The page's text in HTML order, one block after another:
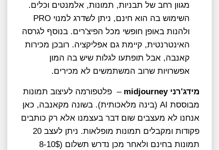
מגוון רחב של תבניות, תמונות, אלמנטים וכלים.
השימוש בה הוא חינם, ניתן לשדרג למנוי PRO
ולהנות באופן חופשי מכל הפיצ'רים. בנוסף לגרסה
האינטרנטית, קיימת גם אפליקציה. רובכן מכירות
קאנבה, אבל תופתעו לגלות שיש בה המון
אפשרויות שרוב המשתמשים לא מכירים.
מידג'רני midjourney
– פלטפורמה לעיצוב תמונות
מבוססת AI (בינה מלאכותית). בשונה מקאנבה, כאן
אנחנו לא מעצבים שום דבר בעצמנו אלא רק כותבים
פקודות ומקבלים תמונות מופלאות. ניתן לעצב 20
תמונות בחינם ולאחר מכן נדרש תשלום (8-10$